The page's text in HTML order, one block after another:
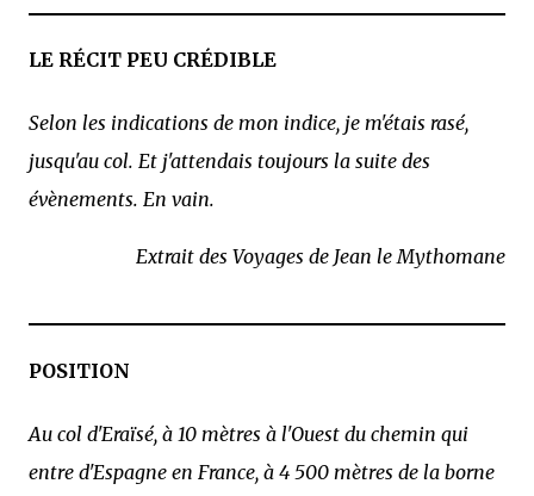
LE RÉCIT PEU CRÉDIBLE
Selon les indications de mon indice, je m'étais rasé,
jusqu'au col. Et j'attendais toujours la suite des
évènements. En vain.
Extrait des Voyages de Jean le Mythomane
POSITION
Au col d'Eraïsé, à 10 mètres à l'Ouest du chemin qui
entre d'Espagne en France, à 4 500 mètres de la borne